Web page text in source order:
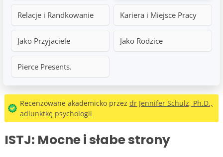
Relacje i Randkowanie Kariera i Miejsce Pracy
Jako Przyjaciele Jako Rodzice
Pierce Presents.
Recenzowane akademicko przez dr Jennifer Schulz, Ph.D.,
adiunktkę psychologii
ISTJ: Mocne i słabe strony